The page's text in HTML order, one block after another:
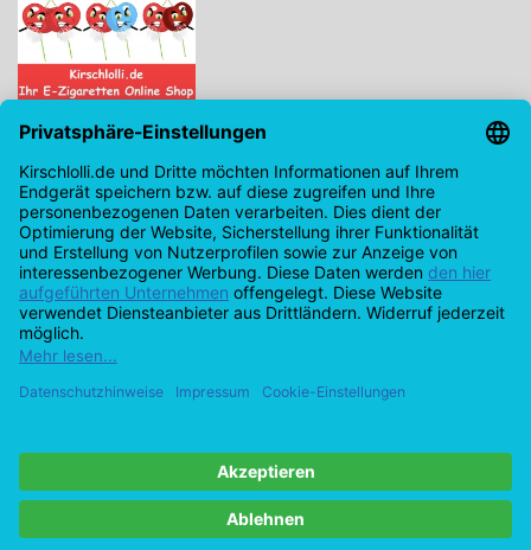
Kirschlolli.de - Ihr E-Zigaretten Online Shop
Kirchplatz 7, 96114 Hirschaid
0171 - 6124207
info@kirschlolli.de
USt-IdNr.: DE321609131
Kundendienst
Mein Konto
© Copyright 2026 Kirschlolli.de – Ihr E-Zigaretten Online Shop in